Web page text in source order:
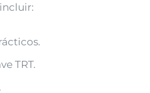
TRT.